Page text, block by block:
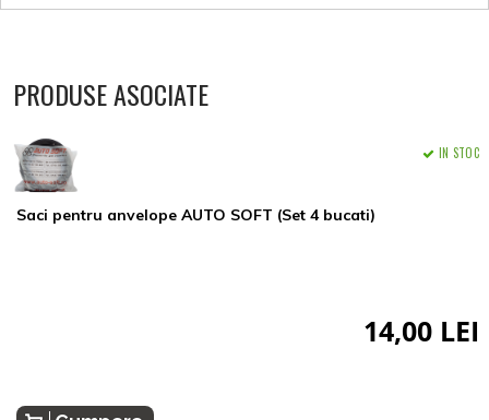
PRODUSE ASOCIATE
Saci pentru anvelope AUTO SOFT (Set 4 bucati)
IN STOC
14,00 LEI